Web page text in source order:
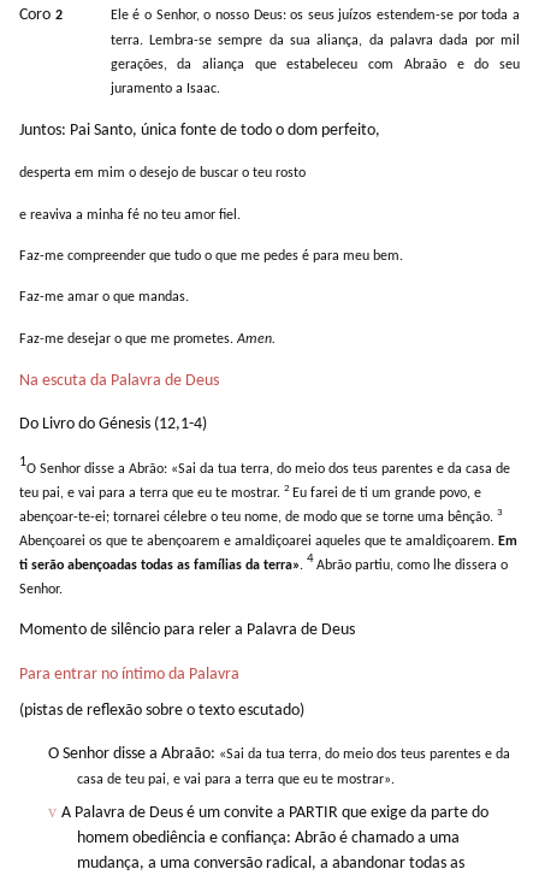
Coro 2
Ele é o Senhor, o nosso Deus: os seus juízos estendem-se por toda a
terra. Lembra-se sempre da sua aliança, da palavra dada por mil
gerações, da aliança que estabeleceu com Abraão e do seu
juramento a Isaac.
Juntos: Pai Santo, única fonte de todo o dom perfeito,
desperta em mim o desejo de buscar o teu rosto
e reaviva a minha fé no teu amor fiel.
Faz-me compreender que tudo o que me pedes é para meu bem.
Faz-me amar o que mandas.
Faz-me desejar o que me prometes.Amen.
Na escuta da Palavra de Deus
Do Livro do Génesis (12,1-4)
1O Senhor disse a Abrão: «Sai da tua terra, do meio dos teus parentes e da casa de
teu pai, e vai para a terra que eu te mostrar. 2 Eu farei de ti um grande povo, e
abençoar-te-ei; tornarei célebre o teu nome, de modo que se torne uma bênção. 3
Abençoarei os que te abençoarem e amaldiçoarei aqueles que te amaldiçoarem. Em
ti serão abençoadas todas as famílias da terra». 4Abrão partiu, como lhe dissera o
Senhor.
Momento de silêncio para reler a Palavra de Deus
Para entrar no íntimo da Palavra
(pistas de reflexão sobre o texto escutado)
O Senhor disse a Abraão: «Sai da tua terra, do meio dos teus parentes e da
casa de teu pai, e vai para a terra que eu te mostrar».
v A Palavra de Deus é um convite a PARTIR que exige da parte do
homem obediência e confiança: Abrão é chamado a uma
mudança, a uma conversão radical, a abandonar todas as